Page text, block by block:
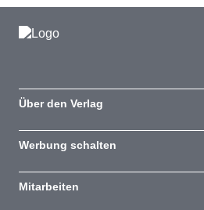
Über den Verlag
Werbung schalten
Mitarbeiten